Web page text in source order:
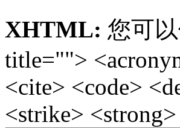
XHTML: 您可
title="">
<cite> <code>
<strike> <strong>